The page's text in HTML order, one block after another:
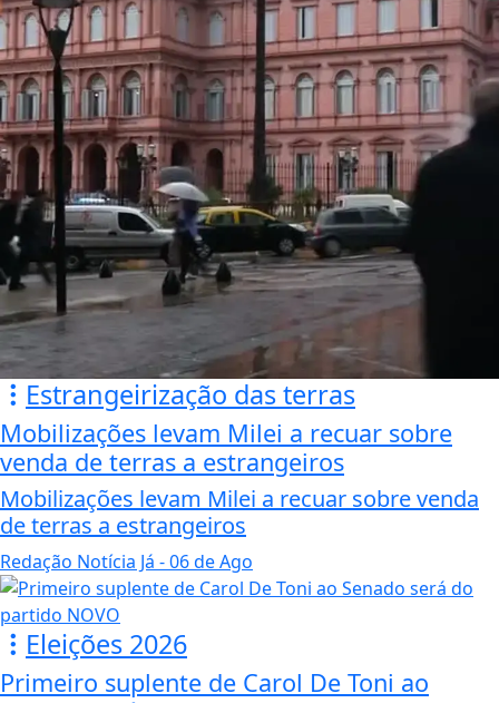
Estrangeirização das terras
Mobilizações levam Milei a recuar sobre
venda de terras a estrangeiros
Mobilizações levam Milei a recuar sobre venda
de terras a estrangeiros
Redação Notícia Já - 06 de Ago
Eleições 2026
Primeiro suplente de Carol De Toni ao